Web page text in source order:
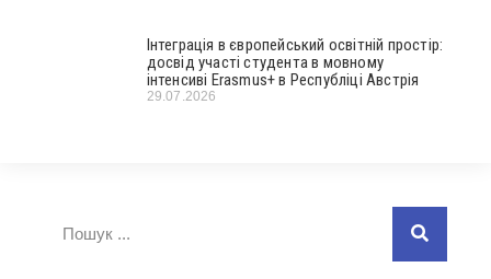
Інтеграція в європейський освітній простір:
досвід участі студента в мовному
інтенсиві Erasmus+ в Республіці Австрія
29.07.2026